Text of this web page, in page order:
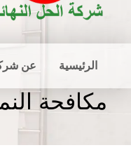
الرئيسية عن
مكافحة